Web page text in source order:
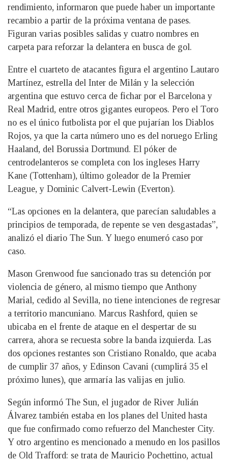
rendimiento, informaron que puede haber un importante
recambio a partir de la próxima ventana de pases.
Figuran varias posibles salidas y cuatro nombres en
carpeta para reforzar la delantera en busca de gol.
Entre el cuarteto de atacantes figura el argentino Lautaro
Martínez, estrella del Inter de Milán y la selección
argentina que estuvo cerca de fichar por el Barcelona y
Real Madrid, entre otros gigantes europeos. Pero el Toro
no es el único futbolista por el que pujarían los Diablos
Rojos, ya que la carta número uno es del noruego Erling
Haaland, del Borussia Dortmund. El póker de
centrodelanteros se completa con los ingleses Harry
Kane (Tottenham), último goleador de la Premier
League, y Dominic Calvert-Lewin (Everton).
“Las opciones en la delantera, que parecían saludables a
principios de temporada, de repente se ven desgastadas”,
analizó el diario The Sun. Y luego enumeró caso por
caso.
Mason Grenwood fue sancionado tras su detención por
violencia de género, al mismo tiempo que Anthony
Marial, cedido al Sevilla, no tiene intenciones de regresar
a territorio mancuniano. Marcus Rashford, quien se
ubicaba en el frente de ataque en el despertar de su
carrera, ahora se recuesta sobre la banda izquierda. Las
dos opciones restantes son Cristiano Ronaldo, que acaba
de cumplir 37 años, y Edinson Cavani (cumplirá 35 el
próximo lunes), que armaría las valijas en julio.
Según informó The Sun, el jugador de River Julián
Álvarez también estaba en los planes del United hasta
que fue confirmado como refuerzo del Manchester City.
Y otro argentino es mencionado a menudo en los pasillos
de Old Trafford: se trata de Mauricio Pochettino, actual